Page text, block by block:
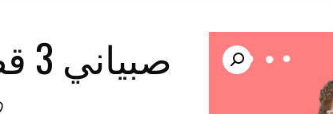
صبياني 3 قطع